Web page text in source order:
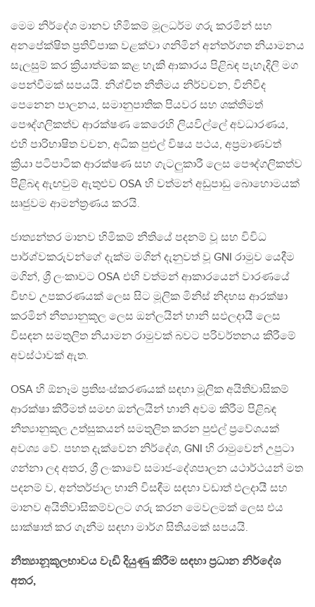
මෙම නිර්දේශ මානව හිමිකම් මූලධර්ම ගරු කරමින් සහ
අනපේක්ෂිත ප්‍රතිවිපාක වළක්වා ගනිමින් අන්තර්ගත නියාමනය
සැලසුම් කර ක්‍රියාත්මක කළ හැකි ආකාරය පිළිබඳ පැහැදිලි මග
පෙන්වීමක් සපයයි. නිශ්චිත නීතිමය නිර්වචන, විනිවිද
පෙනෙන පාලනය, සමානුපාතික පියවර සහ ශක්තිමත්
පෞද්ගලිකත්ව ආරක්ෂණ කෙරෙහි ලියවිල්ලේ අවධාරණය,
එහි පාරිභාෂිත වචන, අධික පුළුල් විෂය පථය, අප්‍රමාණවත්
ක්‍රියා පටිපාටික ආරක්ෂණ සහ ගැටලුකාරී ලෙස පෞද්ගලිකත්ව
පිළිබද ඇඟවුම් ඇතුළුව OSA හි වත්මන් අඩුපාඩු බොහොමයක්
සෘජුවම ආමන්ත්‍රණය කරයි.
ජාත්‍යන්තර මානව හිමිකම් නීතියේ පදනම් වූ සහ විවිධ
පාර්ශ්වකරුවන්ගේ දැක්ම මගින් දැනුවත් වූ GNI රාමුව යෙදීම
මගින්, ශ්‍රී ලංකාවට OSA එහි වත්මන් ආකාරයෙන් වාරණයේ
විභව උපකරණයක් ලෙස සිට මූලික මිනිස් නිදහස ආරක්ෂා
කරමින් නීත්‍යානුකූල ලෙස ඔන්ලයින් හානි සඵලදායී ලෙස
විසඳන සමතුලිත නියාමන රාමුවක් බවට පරිවර්තනය කිරීමේ
අවස්ථාවක් ඇත.
OSA හි ඕනෑම ප්‍රතිසංස්කරණයක් සඳහා මූලික අයිතිවාසිකම්
ආරක්ෂා කිරීමත් සමඟ ඔන්ලයින් හානි අවම කිරීම පිළිබඳ
නීත්‍යානුකූල උත්සුකයන් සමතුලිත කරන පුළුල් ප්‍රවේශයක්
අවශ්‍ය වේ. පහත දැක්වෙන නිර්දේශ, GNI හි රාමුවෙන් උපුටා
ගන්නා ලද අතර, ශ්‍රී ලංකාවේ සමාජ-දේශපාලන යථාර්ථයන් මත
පදනම් ව, අන්තර්ජාල හානි විසඳීම සඳහා වඩාත් ඵලදායී සහ
මානව අයිතිවාසිකම්වලට ගරු කරන මෙවලමක් ලෙස එය
සාක්ෂාත් කර ගැනීම සඳහා මාර්ග සිතියමක් සපයයි.
නීත්‍යානූකූලභාවය වැඩි දියුණු කිරීම සඳහා ප්‍රධාන නිර්දේශ
අතර,